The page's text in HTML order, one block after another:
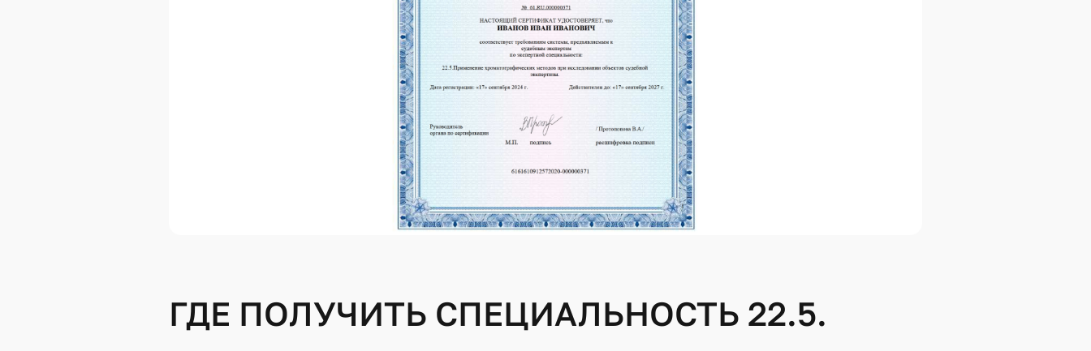
13.3. ИССЛЕДОВАНИЕ СЛЕДОВ НА ТРАНСПОРТНЫХ
СРЕДСТВАХ И МЕСТЕ ДОРОЖНО-ТРАНСПОРТНОГО
ПРОИСШЕСТВИЯ (ТРАНСПОРТНО-
ТРАСОЛОГИЧЕСКАЯ ДИАГНОСТИКА)
13.4. ИССЛЕДОВАНИЕ ТЕХНИЧЕСКОГО СОСТОЯНИЯ
ДОРОГИ, ДОРОЖНЫХ УСЛОВИЙ НА МЕСТЕ
ДОРОЖНО-ТРАНСПОРТНОГО ПРОИСШЕСТВИЯ
14.1. ИССЛЕДОВАНИЕ ТЕХНОЛОГИЧЕСКИХ,
ТЕХНИЧЕСКИХ, ОРГАНИЗАЦИОННЫХ И ИНЫХ
ПРИЧИН, УСЛОВИЙ ВОЗНИКНОВЕНИЯ, ХАРАКТЕРА
ПРОТЕКАНИЯ ПОЖАРА И ЕГО ПОСЛЕДСТВИЙ
15.1. ИССЛЕДОВАНИЕ ТЕХНИЧЕСКИХ И
ОРГАНИЗАЦИОННЫХ ПРИЧИН, УСЛОВИЙ
ВОЗНИКНОВЕНИЯ, ХАРАКТЕРА ПРОТЕКАНИЯ
ВЗРЫВА И ЕГО ПОСЛЕДСТВИЙ
16.2. ИССЛЕДОВАНИЕ СТРОИТЕЛЬНЫХ ОБЪЕКТОВ И
28.2. ИССЛЕДОВАНИЕ ОБЪЕКТОВ ДИКОЙ ФАУНЫ
29.1. ИССЛЕДОВАНИЕ ОБЪЕКТОВ
ИНТЕЛЛЕКТУАЛЬНОЙ СОБСТВЕННОСТИ
30.1. ИССЛЕДОВАНИЕ ХОЛОДНОГО И МЕТАТЕЛЬНОГО
ОРУЖИЯ
31.1. ИССЛЕДОВАНИЕ ОБЪЕКТОВ ЖИВОТНОГО
ПРОИСХОЖДЕНИЯ МЕТОДАМИ ДНК-АНАЛИЗА
31.2. ИССЛЕДОВАНИЕ ТКАНЕЙ И ВЫДЕЛЕНИЙ
ЧЕЛОВЕКА МЕТОДАМИ ДНК-АНАЛИЗА
31.3. ИССЛЕДОВАНИЕ ОБЪЕКТОВ РАСТИТЕЛЬНОГО
ПРОИСХОЖДЕНИЯ МЕТОДАМИ ДНК-АНАЛИЗА
ДЕЯТЕЛЬНОСТИ НА ОПАСНЫХ ПРОИЗВОДСТВЕННЫХ
ОБЪЕКТАХ ТРЕБОВАНИЯМ ОХРАНЫ ТРУДА И
ТЕХНИКИ БЕЗОПАСНОСТИ
ГДЕ ПОЛУЧИТЬ СПЕЦИАЛЬНОСТЬ 22.5.